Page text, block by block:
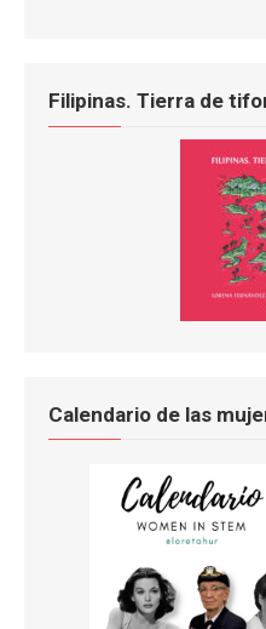
Filipinas. Tierra de
Calendario de las